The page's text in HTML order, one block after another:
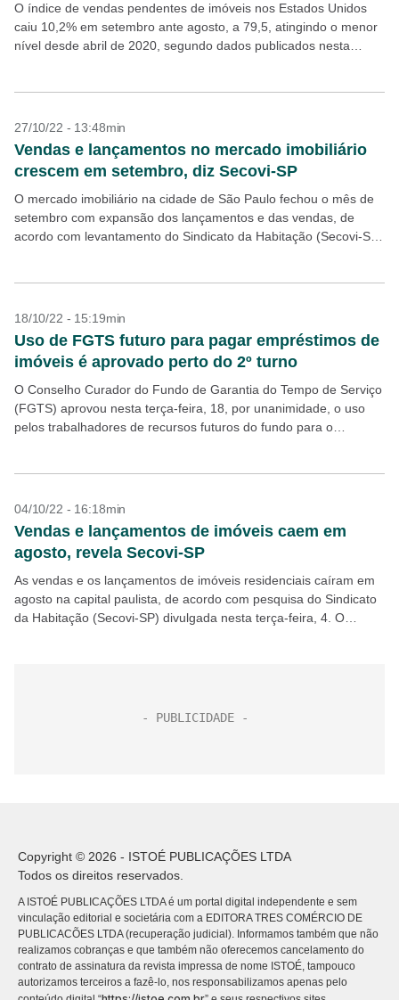
O índice de vendas pendentes de imóveis nos Estados Unidos
caiu 10,2% em setembro ante agosto, a 79,5, atingindo o menor
nível desde abril de 2020, segundo dados publicados nesta
27/10/22 - 13:48min
Vendas e lançamentos no mercado imobiliário
crescem em setembro, diz Secovi-SP
O mercado imobiliário na cidade de São Paulo fechou o mês de
setembro com expansão dos lançamentos e das vendas, de
acordo com levantamento do Sindicato da Habitação (Secovi-SP)
18/10/22 - 15:19min
Uso de FGTS futuro para pagar empréstimos de
imóveis é aprovado perto do 2º turno
O Conselho Curador do Fundo de Garantia do Tempo de Serviço
(FGTS) aprovou nesta terça-feira, 18, por unanimidade, o uso
pelos trabalhadores de recursos futuros do fundo para o
04/10/22 - 16:18min
Vendas e lançamentos de imóveis caem em
agosto, revela Secovi-SP
As vendas e os lançamentos de imóveis residenciais caíram em
agosto na capital paulista, de acordo com pesquisa do Sindicato
da Habitação (Secovi-SP) divulgada nesta terça-feira, 4. O
Copyright © 2026 - ISTOÉ PUBLICAÇÕES LTDA
Todos os direitos reservados.
A ISTOÉ PUBLICAÇÕES LTDA é um portal digital independente e sem
vinculação editorial e societária com a EDITORA TRES COMÉRCIO DE
PUBLICACÕES LTDA (recuperação judicial). Informamos também que não
realizamos cobranças e que também não oferecemos cancelamento do
contrato de assinatura da revista impressa de nome ISTOÉ, tampouco
autorizamos terceiros a fazê-lo, nos responsabilizamos apenas pelo